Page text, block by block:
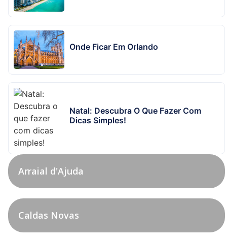
Onde Ficar Em Orlando
Natal: Descubra O Que Fazer Com
Dicas Simples!
Arraial d'Ajuda
Caldas Novas